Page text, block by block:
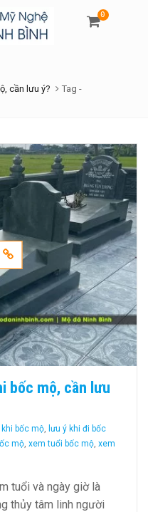
0
cần lưu ý?
Tag -
bốc mộ, cần lưu
bốc mộ, lưu ý khi đi bốc
mộ, xem tuổi bốc mộ, xem
tuổi và ngày giờ là
thủy tâm linh người